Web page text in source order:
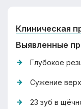
Клиническая
Выявленные
Глубокое
Сужение
23 зуб в